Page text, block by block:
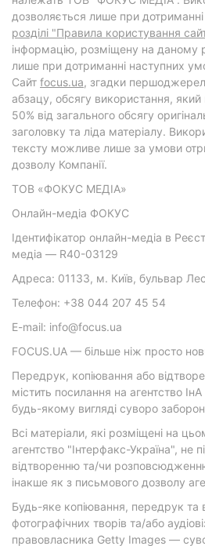
дозволяється лише при
розділі "Правила користування
інформацію, розміщену на даному
лише при дотриманні наступних
Cайт focus.ua, згадки
абзацу, обсягу використання,
50% від загального обсягу
заголовку та ліда матеріалу.
тексту можливе лише за умови
дозволу Компанії.
ТОВ «ФОКУС МЕДІА»
Онлайн-медіа ФОКУС
Ідентифікатор онлайн-медіа в
медіа — R40-03129
Адреса: 01133, м. Київ, бульвар
Телефон: +38 044 207 45 54
E-mail: info@focus.ua
FOCUS.UA — більше ніж просто
Передрук, копіювання або
містить посилання на агентство
будь-якому вигляді суворо
Всі матеріали, які розміщені на
агентство "Інтерфакс-Україна", не
відтворенню та/чи
інакше як з письмового дозволу
Будь-яке копіювання, передрук та
фотографічних творів та/або
правовласника Getty Images —